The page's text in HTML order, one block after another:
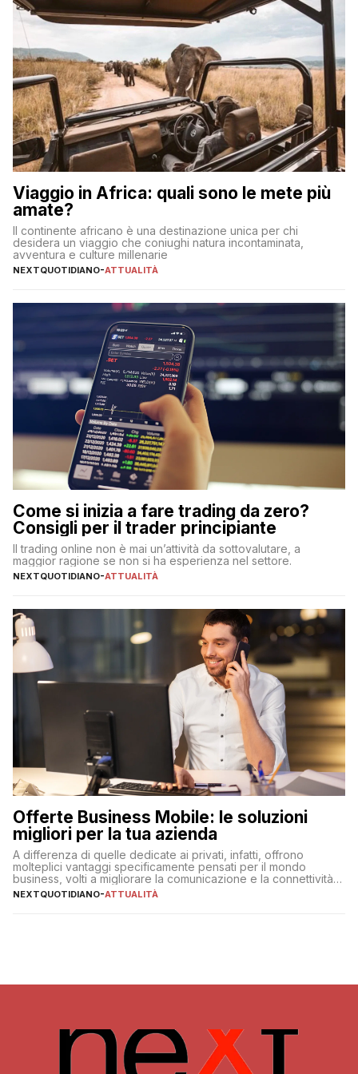
Viaggio in Africa: quali sono le mete più
amate?
Il continente africano è una destinazione unica per chi
desidera un viaggio che coniughi natura incontaminata,
avventura e culture millenarie
NEXTQUOTIDIANO-ATTUALITÀ
Come si inizia a fare trading da zero?
Consigli per il trader principiante
Il trading online non è mai un’attività da sottovalutare, a
maggior ragione se non si ha esperienza nel settore.
NEXTQUOTIDIANO-ATTUALITÀ
Offerte Business Mobile: le soluzioni
migliori per la tua azienda
A differenza di quelle dedicate ai privati, infatti, offrono
molteplici vantaggi specificamente pensati per il mondo
business, volti a migliorare la comunicazione e la connettività
degli utenti
NEXTQUOTIDIANO-ATTUALITÀ